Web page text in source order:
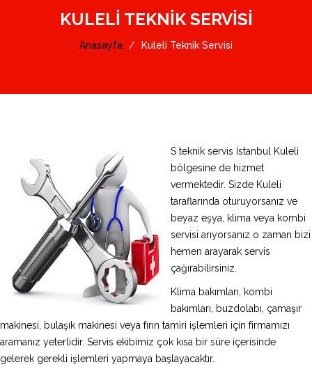
KULELI TEKNIK SERVISI
Anasayfa Kuleli Teknik Servisi
S teknik servis İstanbul Kuleli
bölgesine de hizmet
vermektedir. Sizde Kuleli
taraflarında oturuyorsanız ve
beyaz eşya, klima veya kombi
servisi arıyorsanız o zaman bizi
hemen arayarak servis
çağırabilirsiniz.
Klima bakımları, kombi
bakımları, buzdolabı, çamaşır
makinesi, bulaşık makinesi veya fırın tamiri işlemleri için firmamızı
aramanız yeterlidir. Servis ekibimiz çok kısa bir süre içerisinde
gelerek gerekli işlemleri yapmaya başlayacaktır.